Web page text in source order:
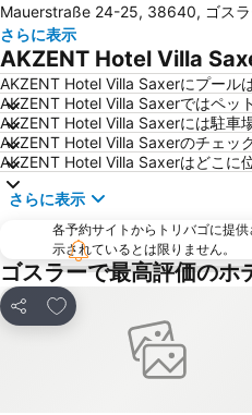
Mauerstraße 24-25, 38640, ゴスラ
さらに表示
AKZENT Hotel Villa
AKZENT Hotel Villa Saxerにプール
AKZENT Hotel Villa Saxerではペッ
AKZENT Hotel Villa Saxerには駐車
AKZENT Hotel Villa Saxerのチェッ
AKZENT Hotel Villa Saxerはどこに
さらに表示
各予約サイトからトリバゴに提
示されているとは限りません。
ゴスラーで最高評価のホ
シェア
お気に入りに追加